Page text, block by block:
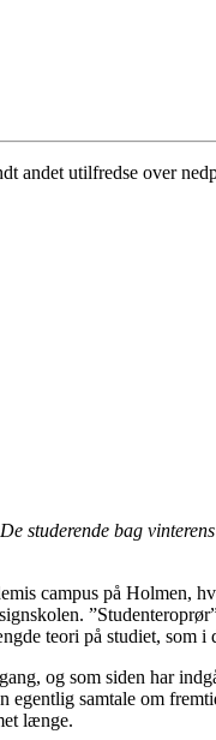
andet utilfredse over
bag
campus på Holmen,
teori på studiet, som i
og som siden har
samtale om
længe.